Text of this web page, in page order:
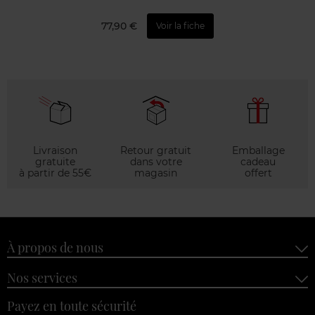
77,90 € Voir la fiche
Livraison
gratuite
à partir de 55€
Retour gratuit
dans votre
magasin
Emballage
cadeau
offert
À propos de nous
Nos services
Payez en toute sécurité